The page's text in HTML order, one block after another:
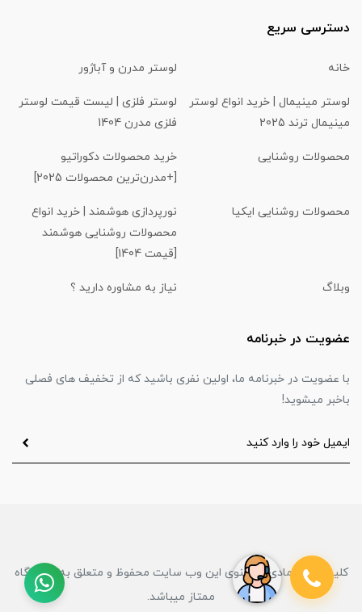
دسترسی سریع
خانه لوستر مدرن و آباژور
لوستر مینیمال | خرید انواع لوستر
مینیمال ترند 2025
لوستر فلزی | لیست قیمت لوستر
فلزی مدرن 1404
محصولات روشنایی
خرید محصولات دکوراتیو
[+مدرن‌ترین محصولات 2025]
محصولات روشنایی ایکیا
نورپردازی هوشمند | خرید انواع
محصولات روشنایی هوشمند
[قیمت 1404]
وبلاگ نیاز به مشاوره دارید ؟
عضویت در خبرنامه
با عضویت در خبرنامه ما، اولین نفری باشید که از تخفیف های فصلی
باخبر میشوید!
کلیه حقوق مادی و معنوی این وب سایت محفوظ و متعلق به فروشگاه
ممتاز میباشد.